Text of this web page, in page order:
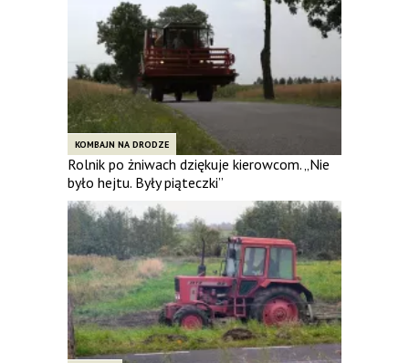
KOMBAJN NA DRODZE
Rolnik po żniwach dziękuje kierowcom. „Nie
było hejtu. Były piąteczki”